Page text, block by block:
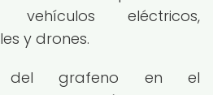
eléctricos,
y drones.
del grafeno en el